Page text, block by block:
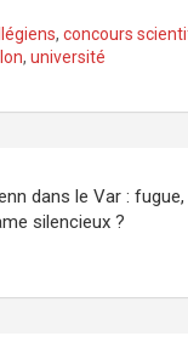
, concours
, université
dans le Var : fugue,
silencieux ?